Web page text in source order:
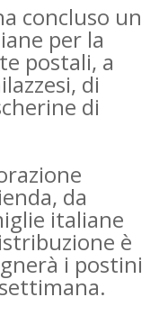
concluso un
per la
postali, a
di
di
da
italiane
è
i postini